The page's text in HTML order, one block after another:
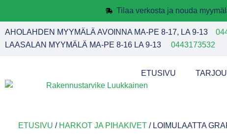
Tilaa verkosta ja nouda
AHOLAHDEN MYYMÄLÄ AVOINNA MA-PE 8-17, LA 9-13
LAASALAN MYYMÄLÄ MA-PE 8-16 LA 9-13
0443173532
ETUSIVU
ETUSIVU / HARKOT JA PIHAKIVET/ LOIMULAATTA